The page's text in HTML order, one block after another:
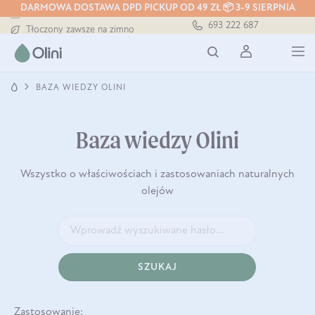
DARMOWA DOSTAWA DPD PICKUP OD 49 ZŁ 📦 3-9 SIERPNIA
Darmowa dostawa od 199 zł
Tłoczony zawsze na zimno
Darmowa dostawa od 199 zł
693 222 687
BAZA WIEDZY OLINI
Baza wiedzy Olini
Wszystko o właściwościach i zastosowaniach naturalnych
olejów
SZUKAJ
Zastosowanie: